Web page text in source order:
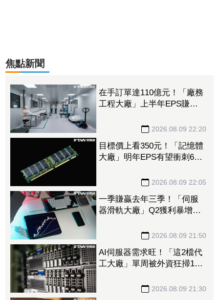
焦點新聞
在手訂單達110億元！「廠務
工程大廠」上半年EPS賺
光獲利噴4倍
2026.08.09 22:20
目標價上看350元！「記憶體
大廠」明年EPS有望衝刺6股
揚推升營收、獲利2026.08.09 22:05
一季賺贏去年三季！「伺服
器滑軌大廠」Q2獲利暴增
2026.08.09 21:50
AI伺服器需求旺！「這2檔代
工大廠」單周被外資狂掃14.5
2026.08.09 21:30